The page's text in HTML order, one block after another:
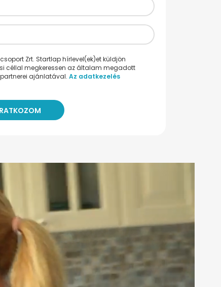
Zrt. Startlap hírlevel(ek)et küldjön
céllal megkeressen az általam megadott
ajánlatával. Az adatkezelés